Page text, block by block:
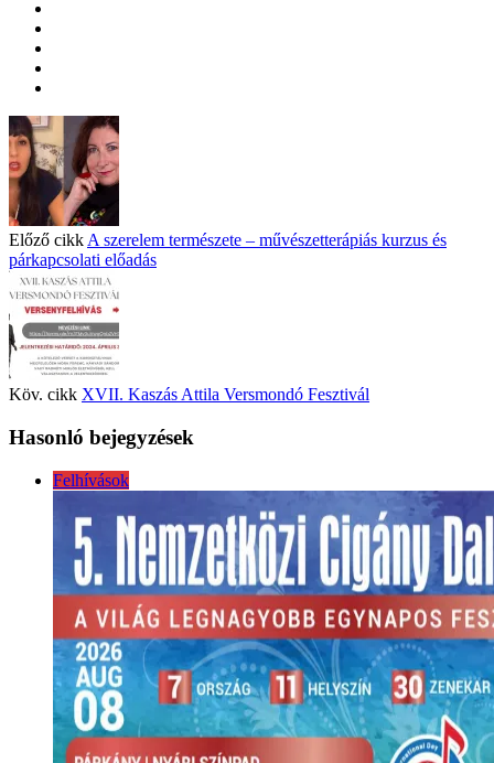
Előző cikk A szerelem természete – művészetterápiás kurzus és
párkapcsolati előadás
Köv. cikk XVII. Kaszás Attila Versmondó Fesztivál
Hasonló bejegyzések
Felhívások